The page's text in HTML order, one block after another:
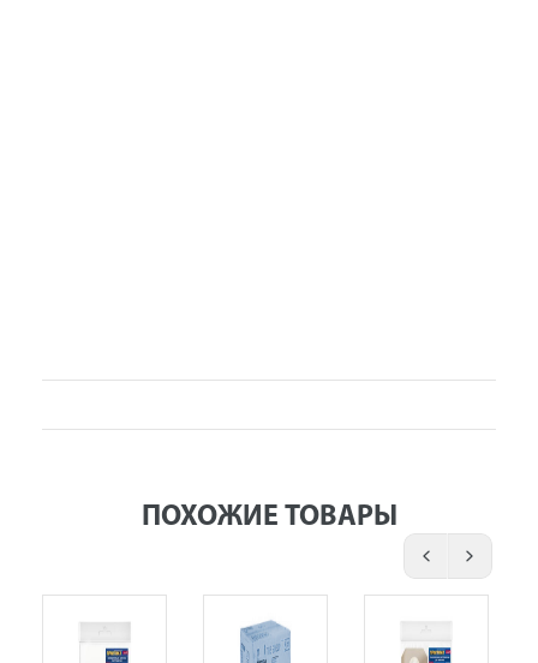
ПОХОЖИЕ ТОВАРЫ